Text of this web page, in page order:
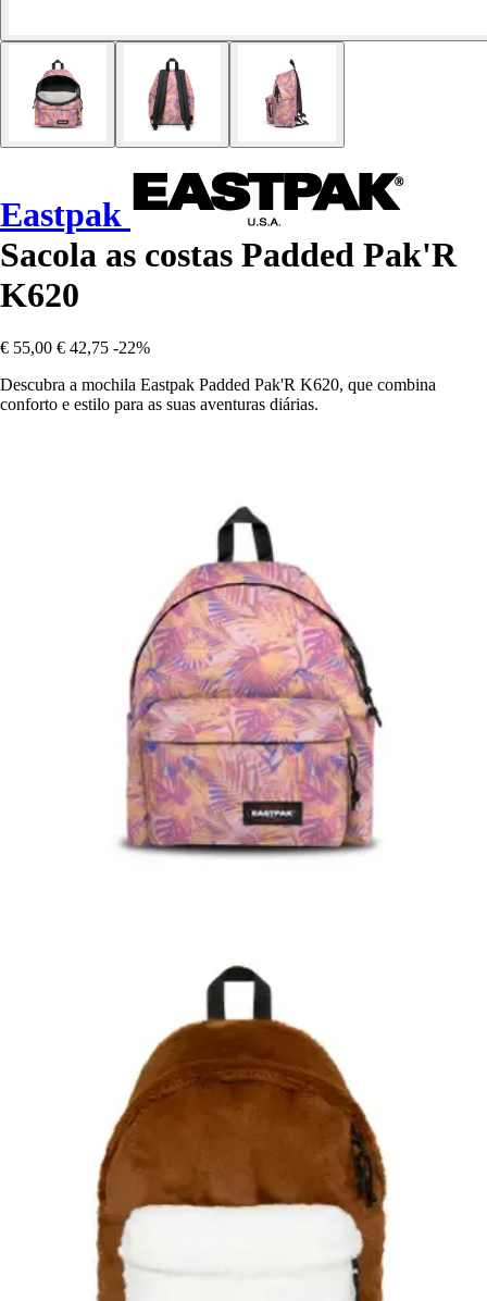
Eastpak
Sacola as costas Padded Pak'R
K620
€ 55,00 € 42,75 -22%
Descubra a mochila Eastpak Padded Pak'R K620, que combina
conforto e estilo para as suas aventuras diárias.